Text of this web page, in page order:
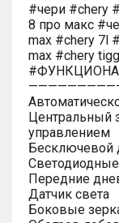
#чери #chery
8 про макс
max #chery 7l
max #chery
Центральный
управлением
Бесключевой
Передние
Датчик света
Боковые